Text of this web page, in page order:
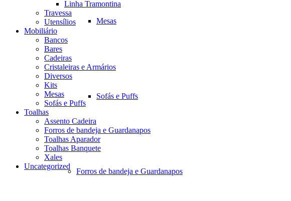
Mesas
Sofás e Puffs
Forros de bandeja e Guardanapos
Linha Tramontina
Travessa
Utensílios
Mobiliário
Bancos
Bares
Cadeiras
Cristaleiras e Armários
Diversos
Kits
Mesas
Sofás e Puffs
Toalhas
Assento Cadeira
Forros de bandeja e Guardanapos
Toalhas Aparador
Toalhas Banquete
Xales
Uncategorized